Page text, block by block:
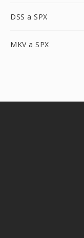
DSS a SPX
MKV a SPX